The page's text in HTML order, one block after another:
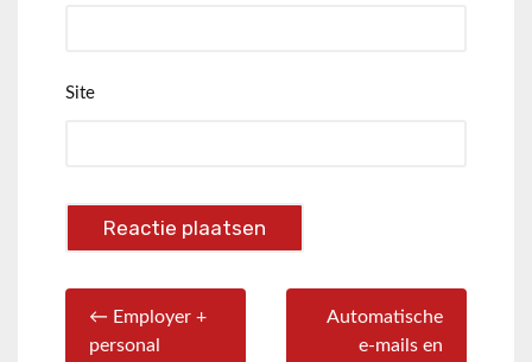
Site
← Employer +
personal
Automatische
e-mails en